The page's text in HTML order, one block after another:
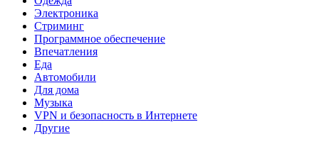
Электроника
Стриминг
Программное обеспечение
Впечатления
Еда
Автомобили
Для дома
Музыка
VPN и безопасность в Интернете
Другие